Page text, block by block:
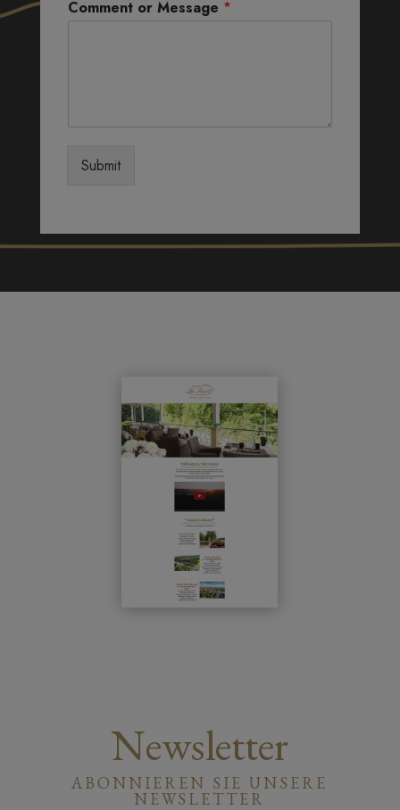
Comment or Message *
Submit
Newsletter
ABONNIEREN SIE UNSERE
NEWSLETTER